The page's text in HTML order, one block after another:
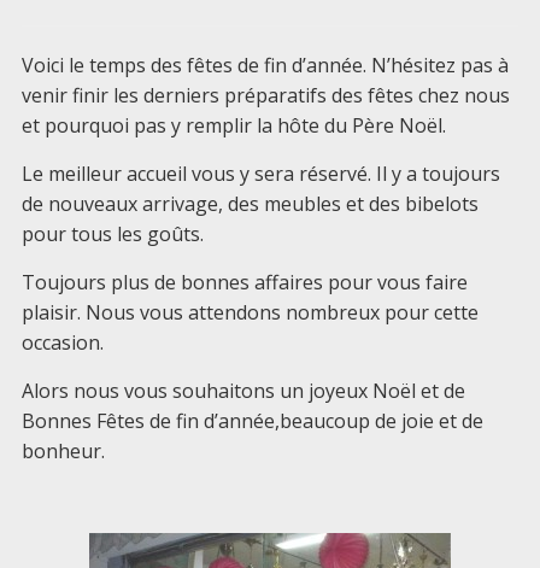
Voici le temps des fêtes de fin d’année. N’hésitez pas à
venir finir les derniers préparatifs des fêtes chez nous
et pourquoi pas y remplir la hôte du Père Noël.
Le meilleur accueil vous y sera réservé. Il y a toujours
de nouveaux arrivage, des meubles et des bibelots
pour tous les goûts.
Toujours plus de bonnes affaires pour vous faire
plaisir. Nous vous attendons nombreux pour cette
occasion.
Alors nous vous souhaitons un joyeux Noël et de
Bonnes Fêtes de fin d’année,beaucoup de joie et de
bonheur.